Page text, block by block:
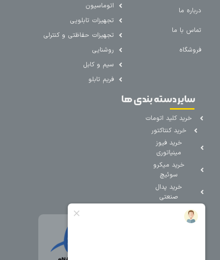
درباره ما
تماس با ما
فروشگاه
اتوماسیون
تجهیزات تابلویی
تجهیزات حفاظتی و کنترلی
روشنایی
سیم و کابل
فریم تابلو
سایر دسته بندی ها
خرید کلید اتومات
خرید کنتاکتور
خرید فیوز
مینیاتوری
خرید میکرو
سوئیچ
خرید پدال
صنعتی